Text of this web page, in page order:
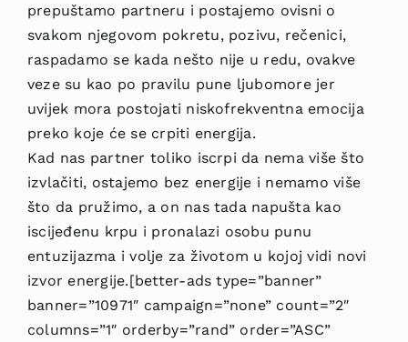
prepuštamo partneru i postajemo ovisni o
svakom njegovom pokretu, pozivu, rečenici,
raspadamo se kada nešto nije u redu, ovakve
veze su kao po pravilu pune ljubomore jer
uvijek mora postojati niskofrekventna emocija
preko koje će se crpiti energija.
Kad nas partner toliko iscrpi da nema više što
izvlačiti, ostajemo bez energije i nemamo više
što da pružimo, a on nas tada napušta kao
iscijeđenu krpu i pronalazi osobu punu
entuzijazma i volje za životom u kojoj vidi novi
izvor energije.[better-ads type=”banner”
banner=”10971″ campaign=”none” count=”2″
columns=”1″ orderby=”rand” order=”ASC”